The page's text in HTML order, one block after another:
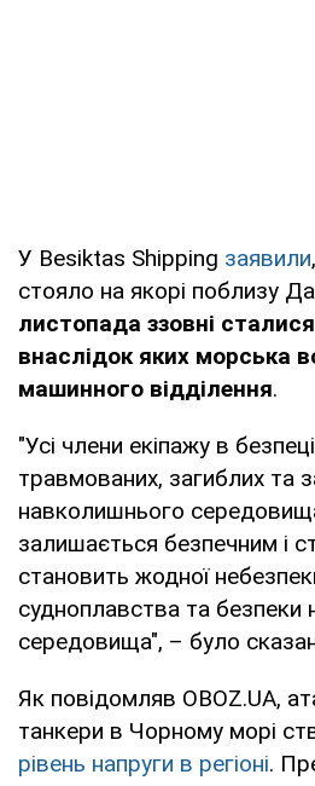
У Besiktas Shipping заявили
стояло на якорі поблизу
листопада ззовні
внаслідок яких морська
машинного відділення.
"Усі члени екіпажу в
травмованих, загиблих та
навколишнього
залишається безпечним і
становить жодної
судноплавства та безпеки
середовища", – було
Як повідомляв OBOZ.UA,
танкери в Чорному морі
рівень напруги в регіоні.